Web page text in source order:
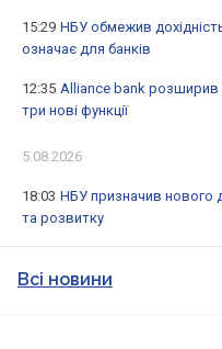
15:29 НБУ обмежив
означає для банків
12:35 Alliance bank розширив
три нові функції
5.08.2026
18:03 НБУ призначив нового
та розвитку
Всі новини